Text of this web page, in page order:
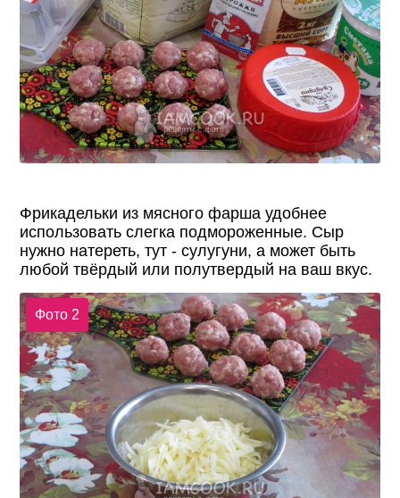
Фрикадельки из мясного фарша удобнее
использовать слегка подмороженные. Сыр
нужно натереть, тут - сулугуни, а может быть
любой твёрдый или полутвердый на ваш вкус.
Фото 2